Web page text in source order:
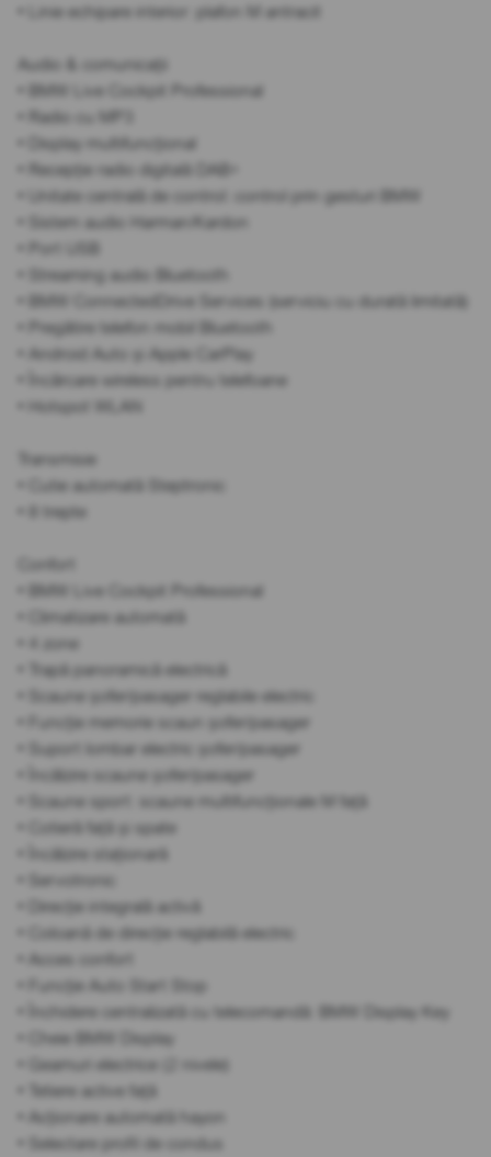
• Linie echipare interior: plafon M antracit
Audio & comunicații
• BMW Live Cockpit Professional
• Radio cu MP3
• Display multifuncțional
• Recepție radio digitală DAB+
• Unitate centrală de control: control prin gesturi BMW
• Sistem audio Harman/Kardon
• Port USB
• Streaming audio Bluetooth
• BMW ConnectedDrive Services (serviciu cu durată limitată)
• Pregătire telefon mobil Bluetooth
• Android Auto și Apple CarPlay
• Încărcare wireless pentru telefoane
• Hotspot WLAN
Transmisie
• Cutie automată Steptronic
• 8 trepte
Confort
• BMW Live Cockpit Professional
• Climatizare automată
• 4 zone
• Trapă panoramică electrică
• Scaune șofer/pasager reglabile electric
• Funcție memorie scaun șofer/pasager
• Suport lombar electric șofer/pasager
• Încălzire scaune șofer/pasager
• Scaune sport: scaune multifuncționale M față
• Cotieră față și spate
• Încălzire staționară
• Servotronic
• Direcție integrală activă
• Coloană de direcție reglabilă electric
• Acces confort
• Funcție Auto Start Stop
• Închidere centralizată cu telecomandă: BMW Display Key
• Cheie BMW Display
• Geamuri electrice (2 nivele)
• Tetiere active față
• Acționare automată hayon
• Selectare profil de condus